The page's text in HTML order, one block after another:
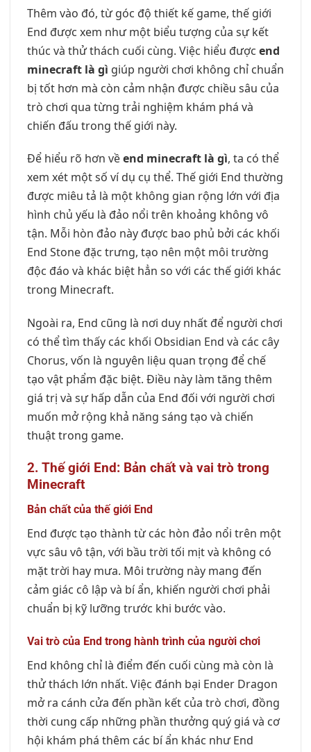
Thêm vào đó, từ góc độ thiết kế game, thế giới
End được xem như một biểu tượng của sự kết
thúc và thử thách cuối cùng. Việc hiểu được end
minecraft là gì giúp người chơi không chỉ chuẩn
bị tốt hơn mà còn cảm nhận được chiều sâu của
trò chơi qua từng trải nghiệm khám phá và
chiến đấu trong thế giới này.
Để hiểu rõ hơn vềend minecraft là gì, ta có thể
xem xét một số ví dụ cụ thể. Thế giới End thường
được miêu tả là một không gian rộng lớn với địa
hình chủ yếu là đảo nổi trên khoảng không vô
tận. Mỗi hòn đảo này được bao phủ bởi các khối
End Stone đặc trưng, tạo nên một môi trường
độc đáo và khác biệt hẳn so với các thế giới khác
trong Minecraft.
Ngoài ra, End cũng là nơi duy nhất để người chơi
có thể tìm thấy các khối Obsidian End và các cây
Chorus, vốn là nguyên liệu quan trọng để chế
tạo vật phẩm đặc biệt. Điều này làm tăng thêm
giá trị và sự hấp dẫn của End đối với người chơi
muốn mở rộng khả năng sáng tạo và chiến
thuật trong game.
2. Thế giới End: Bản chất và vai trò trong
Minecraft
Bản chất của thế giới End
End được tạo thành từ các hòn đảo nổi trên một
vực sâu vô tận, với bầu trời tối mịt và không có
mặt trời hay mưa. Môi trường này mang đến
cảm giác cô lập và bí ẩn, khiến người chơi phải
chuẩn bị kỹ lưỡng trước khi bước vào.
Vai trò của End trong hành trình của người chơi
End không chỉ là điểm đến cuối cùng mà còn là
thử thách lớn nhất. Việc đánh bại Ender Dragon
mở ra cánh cửa đến phần kết của trò chơi, đồng
thời cung cấp những phần thưởng quý giá và cơ
hội khám phá thêm các bí ẩn khác như End